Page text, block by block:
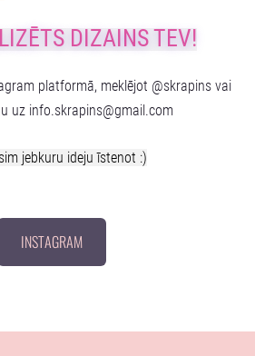
DIZAINS TEV!
platformā, meklējot @skrapins vai
uz info.skrapins@gmail.com
jebkuru ideju īstenot :)
INSTAGRAM